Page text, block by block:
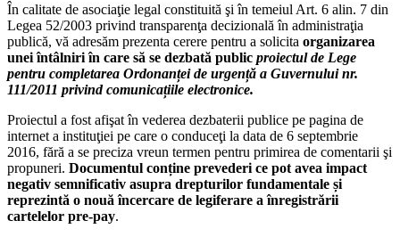
În calitate de asociaţie legal constituită şi în temeiul Art. 6 alin. 7 din
Legea 52/2003 privind transparenţa decizională în administraţia
publică, vă adresăm prezenta cerere pentru a solicita organizarea
unei întâlniri în care să se dezbată public proiectul de Lege
pentru completarea Ordonanței de urgență a Guvernului nr.
111/2011 privind comunicațiile electronice.
Proiectul a fost afişat în vederea dezbaterii publice pe pagina de
internet a instituţiei pe care o conduceţi la data de 6 septembrie
2016, fără a se preciza vreun termen pentru primirea de comentarii şi
propuneri. Documentul conține prevederi ce pot avea impact
negativ semnificativ asupra drepturilor fundamentale și
reprezintă o nouă încercare de legiferare a înregistrării
cartelelor pre-pay.